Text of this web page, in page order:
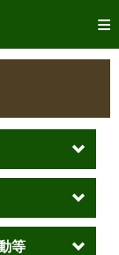
等